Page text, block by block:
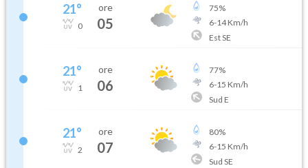
21°
0
ore
05
75%
6-14Km/h
Est SE
21°
1
ore
06
77%
6-15 Km/h
Sud E
21°
2
ore
07
80%
6-15 Km/h
Sud SE